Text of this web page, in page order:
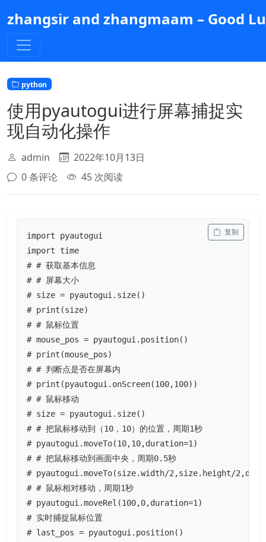
到
主
内
容
zhangsir and zhangmaam – Good
python
使用pyautogui进行屏幕捕捉实
现自动化操作
admin
2022年10月13日
0 条评论
45 次阅读
import pyautogui
import time
# # 获取基本信息
# # 屏幕大小
# size = pyautogui.size()
# print(size)
# # 鼠标位置
# mouse_pos = pyautogui.position()
# print(mouse_pos)
# # 判断点是否在屏幕内
# print(pyautogui.onScreen(100,100))
# # 鼠标移动
# size = pyautogui.size()
# # 把鼠标移动到（10，10）的位置，周期1秒
# pyautogui.moveTo(10,10,duration=1)
# # 把鼠标移动到画面中央，周期0.5秒
# pyautogui.moveTo(size.width/2,size.height/
# # 鼠标相对移动，周期1秒
# pyautogui.moveRel(100,0,duration=1)
# 实时捕捉鼠标位置
# last_pos = pyautogui.position()
复制